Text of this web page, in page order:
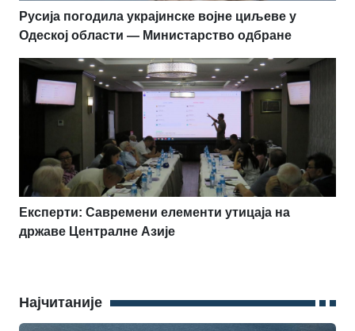
Русија погодила украјинске војне циљеве у
Одеској области — Министарство одбране
Експерти: Савремени елементи утицаја на
државе Централне Азије
Најчитаније